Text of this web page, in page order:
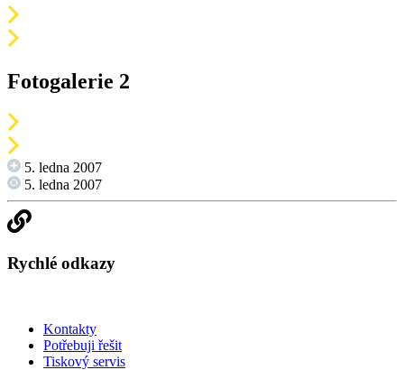
Fotogalerie 2
5. ledna 2007
5. ledna 2007
Rychlé odkazy
Kontakty
Potřebuji řešit
Tiskový servis